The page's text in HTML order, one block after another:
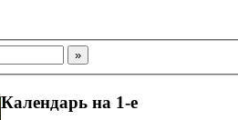
Календарь на 1-е